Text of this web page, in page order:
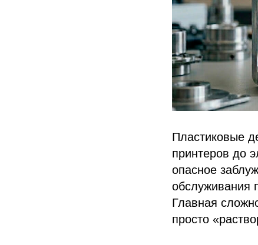
Пластиковые
принтеров до
опасное
обслуживания
Главная
просто